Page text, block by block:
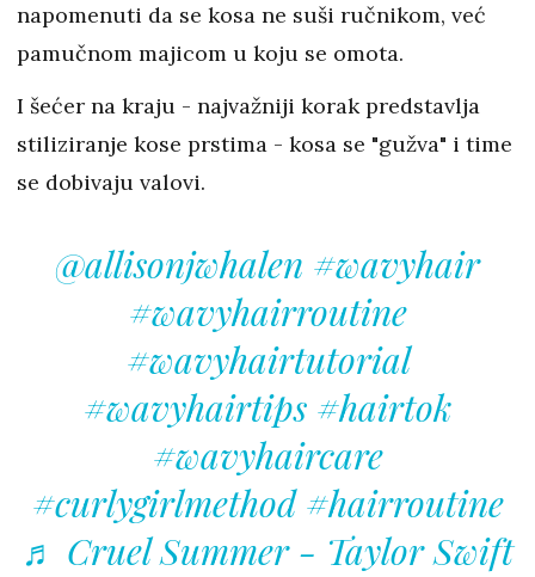
napomenuti da se kosa ne suši ručnikom, već
pamučnom majicom u koju se omota.
I šećer na kraju - najvažniji korak predstavlja
stiliziranje kose prstima - kosa se "gužva" i time
se dobivaju valovi.
@allisonjwhalen #wavyhair
#wavyhairroutine
#wavyhairtutorial
#wavyhairtips #hairtok
#wavyhaircare
#curlygirlmethod #hairroutine
♬ Cruel Summer - Taylor Swift